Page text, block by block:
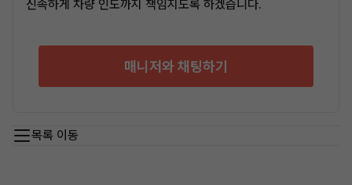
신속하게 차량 인도까지 책임지도록 하겠습니다.
매니저와 채팅하기
목록 이동